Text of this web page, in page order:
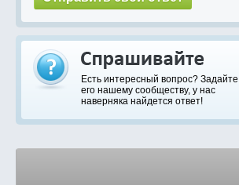
Есть интересный вопрос? Задайте
его нашему сообществу, у нас
наверняка найдется ответ!